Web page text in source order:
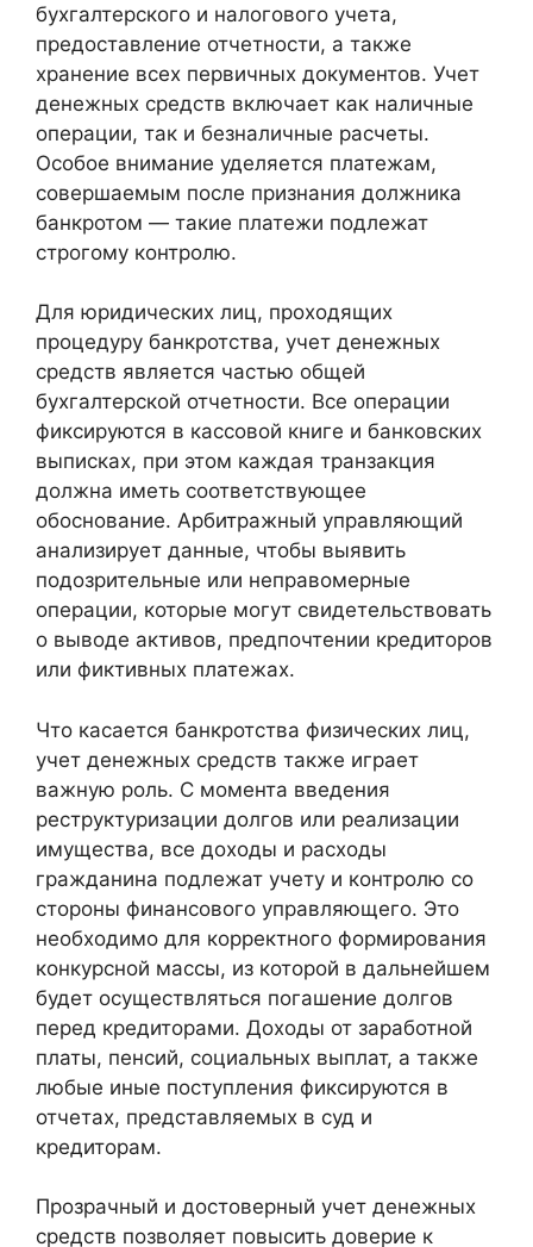
бухгалтерского и налогового учета,
предоставление отчетности, а также
хранение всех первичных документов. Учет
денежных средств включает как наличные
операции, так и безналичные расчеты.
Особое внимание уделяется платежам,
совершаемым после признания должника
банкротом — такие платежи подлежат
строгому контролю.
Для юридических лиц, проходящих
процедуру банкротства, учет денежных
средств является частью общей
бухгалтерской отчетности. Все операции
фиксируются в кассовой книге и банковских
выписках, при этом каждая транзакция
должна иметь соответствующее
обоснование. Арбитражный управляющий
анализирует данные, чтобы выявить
подозрительные или неправомерные
операции, которые могут свидетельствовать
о выводе активов, предпочтении кредиторов
или фиктивных платежах.
Что касается банкротства физических лиц,
учет денежных средств также играет
важную роль. С момента введения
реструктуризации долгов или реализации
имущества, все доходы и расходы
гражданина подлежат учету и контролю со
стороны финансового управляющего. Это
необходимо для корректного формирования
конкурсной массы, из которой в дальнейшем
будет осуществляться погашение долгов
перед кредиторами. Доходы от заработной
платы, пенсий, социальных выплат, а также
любые иные поступления фиксируются в
отчетах, представляемых в суд и
кредиторам.
Прозрачный и достоверный учет денежных
средств позволяет повысить доверие к